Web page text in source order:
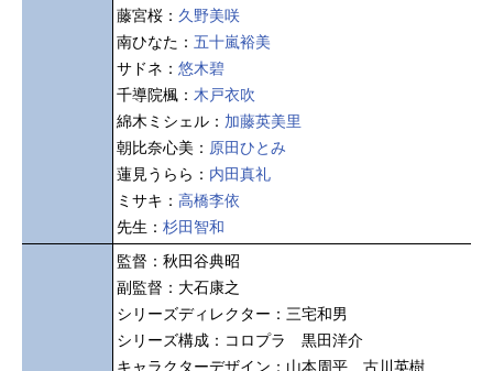
藤宮桜： 久野美咲
南ひなた： 五十嵐裕美
サドネ： 悠木碧
千導院楓： 木戸衣吹
綿木ミシェル： 加藤英美里
朝比奈心美： 原田ひとみ
蓮見うらら： 内田真礼
ミサキ： 高橋李依
先生： 杉田智和
監督：秋田谷典昭
副監督：大石康之
シリーズディレクター：三宅和男
シリーズ構成：コロプラ 黒田洋介
キャラクターデザイン：山本周平 古川英樹